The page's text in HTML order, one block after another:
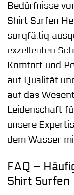
Bedürfnisse
Shirt Surfen
sorgfältig
exzellenten
Komfort und
auf Qualität
auf das
Leidenschaft
unsere
dem Wasser
FAQ –
Shirt